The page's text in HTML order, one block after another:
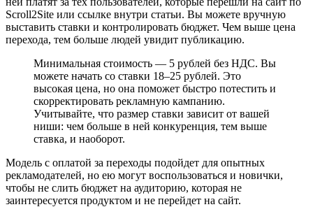
Scroll2Site или ссылке внутри статьи. Вы можете вручную
выставить ставки и контролировать бюджет. Чем выше цена
перехода, тем больше людей увидит публикацию.
Минимальная стоимость — 5 рублей без НДС. Вы
можете начать со ставки 18–25 рублей. Это
высокая цена, но она поможет быстро потестить и
скорректировать рекламную кампанию.
Учитывайте, что размер ставки зависит от вашей
ниши: чем больше в ней конкуренция, тем выше
ставка, и наоборот.
Модель с оплатой за переходы подойдет для опытных
рекламодателей, но ею могут воспользоваться и новички,
чтобы не слить бюджет на аудиторию, которая не
заинтересуется продуктом и не перейдет на сайт.